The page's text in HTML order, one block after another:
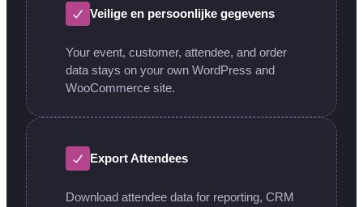
Veilige en persoonlijke gegevens
Your event, customer, attendee, and order
data stays on your own WordPress and
WooCommerce site.
Export Attendees
Download attendee data for reporting, CRM